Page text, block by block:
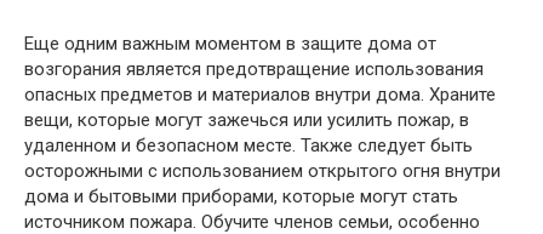
Еще одним важным моментом в защите дома от
возгорания является предотвращение использования
опасных предметов и материалов внутри дома. Храните
вещи, которые могут зажечься или усилить пожар, в
удаленном и безопасном месте. Также следует быть
осторожными с использованием открытого огня внутри
дома и бытовыми приборами, которые могут стать
источником пожара. Обучите членов семьи, особенно